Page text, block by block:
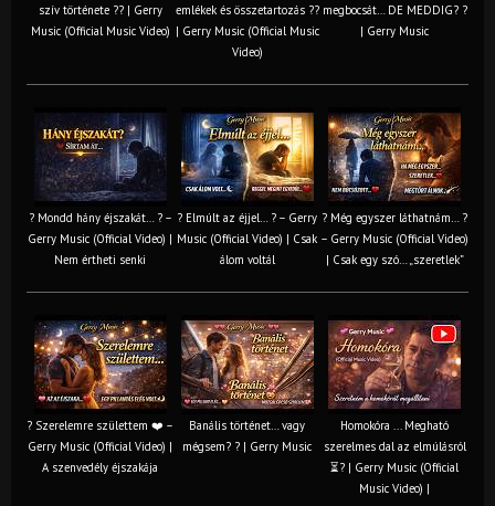
szív története ?? | Gerry
Music (Official Music Video)
emlékek és összetartozás ?️?
| Gerry Music (Official Music
Video)
megbocsát… DE MEDDIG? ?
| Gerry Music
? Mondd hány éjszakát… ? –
Gerry Music (Official Video) |
Nem értheti senki
? Elmúlt az éjjel… ? – Gerry
Music (Official Video) | Csak
álom voltál
? Még egyszer láthatnám… ?
– Gerry Music (Official Video)
| Csak egy szó… „szeretlek”
? Szerelemre születtem ❤️ –
Gerry Music (Official Video) |
A szenvedély éjszakája
Banális történet… vagy
mégsem? ? | Gerry Music
Homokóra ... Megható
szerelmes dal az elmúlásról
⏳? | Gerry Music (Official
Music Video) |